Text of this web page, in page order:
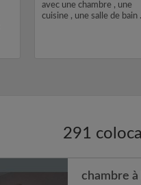
avec une chambre , une
cuisine , une salle de bain
291
chambre